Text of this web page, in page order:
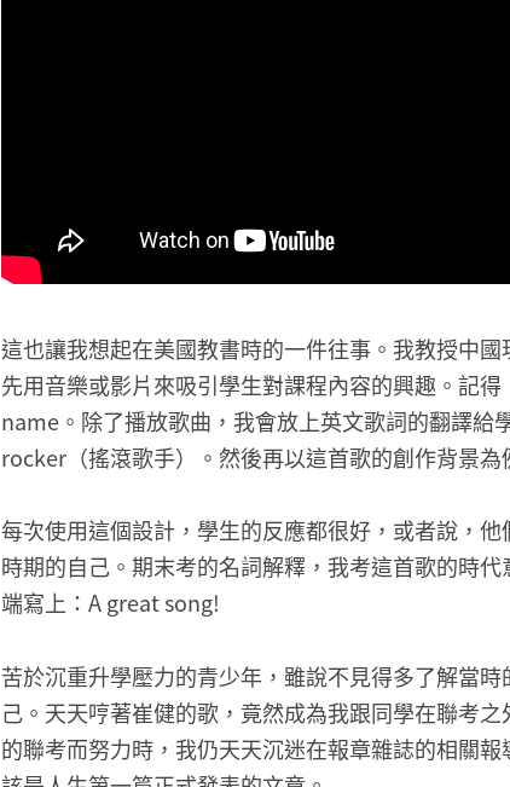
這也讓我想起在美國教書時的一件往事。我教授中
先用音樂或影片來吸引學生對課程內容的興趣。記
name。除了播放歌曲，我會放上英文歌詞的翻譯給
rocker（搖滾歌手）。然後再以這首歌的創作背景
每次使用這個設計，學生的反應都很好，或者說，
時期的自己。期末考的名詞解釋，我考這首歌的時
端寫上：A great song!
苦於沉重升學壓力的青少年，雖說不見得多了解當
己。天天哼著崔健的歌，竟然成為我跟同學在聯考
的聯考而努力時，我仍天天沉迷在報章雜誌的相關